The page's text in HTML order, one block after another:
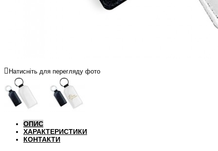
Натисніть для перегляду фото
ОПИС
ХАРАКТЕРИСТИКИ
КОНТАКТИ